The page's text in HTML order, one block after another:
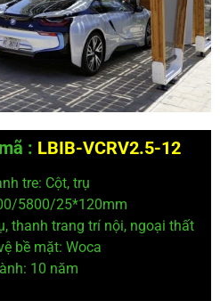
: LBIB-VCRV2.5-12
tre: Cột, trụ
5800/25*120mm
thanh trang trí nội, ngoại thất
bề mặt: Woca
10 năm